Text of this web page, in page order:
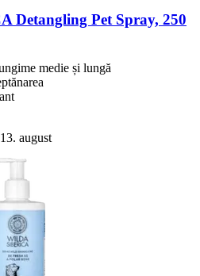
Detangling Pet Spray, 250
medie și lungă
august